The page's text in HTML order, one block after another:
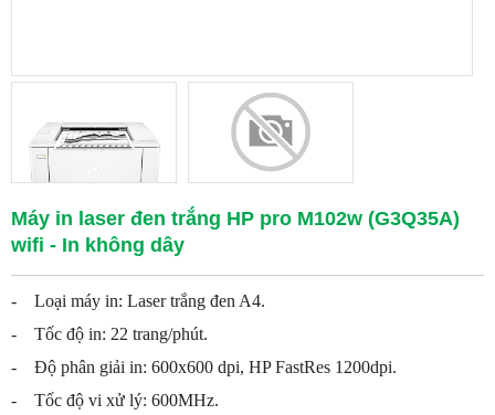
Máy in laser đen trắng HP pro M102w (G3Q35A)
wifi - In không dây
- Loại máy in: Laser trắng đen A4.
- Tốc độ in: 22 trang/phút.
- Độ phân giải in: 600x600 dpi, HP FastRes 1200dpi.
- Tốc độ vi xử lý: 600MHz.